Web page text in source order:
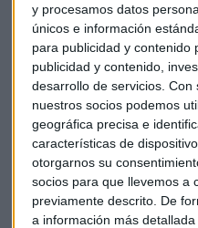
y procesamos datos
únicos e información
para publicidad y contenido
publicidad y contenido,
desarrollo de servicios. Con
nuestros socios podemos
geográfica precisa e
características de
otorgarnos su
socios para que llevemos a
previamente descrito. De
a información más
AL TOQUE DE CAMPANA
Esto es lo que menos le
Wall Street
Javier Luengo